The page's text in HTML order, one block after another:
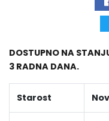
DOSTUPNO NA
3 RADNA DANA.
Starost